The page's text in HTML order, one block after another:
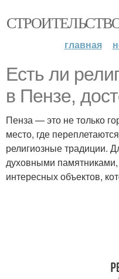
главная
Есть ли
в Пензе,
Пенза — это не только
место, где
религиозные традиции.
духовными
интересных объектов,